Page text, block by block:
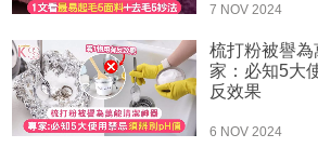
7 NOV 2024
梳打粉被譽
家：必知5大
反效果
6 NOV 2024